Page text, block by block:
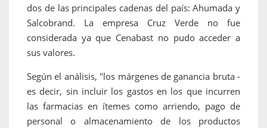
dos de las principales cadenas del país: Ahumada y
Salcobrand. La empresa Cruz Verde no fue
considerada ya que Cenabast no pudo acceder a
sus valores.
Según el análisis, "los márgenes de ganancia bruta -
es decir, sin incluir los gastos en los que incurren
las farmacias en ítemes como arriendo, pago de
personal o almacenamiento de los productos